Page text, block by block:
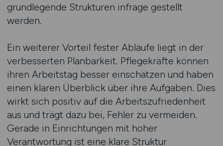
grundlegende Strukturen infrage gestellt
werden.
Ein weiterer Vorteil fester Abläufe liegt in der
verbesserten Planbarkeit. Pflegekräfte können
ihren Arbeitstag besser einschätzen und haben
einen klaren Überblick über ihre Aufgaben. Dies
wirkt sich positiv auf die Arbeitszufriedenheit
aus und trägt dazu bei, Fehler zu vermeiden.
Gerade in Einrichtungen mit hoher
Verantwortung ist eine klare Struktur